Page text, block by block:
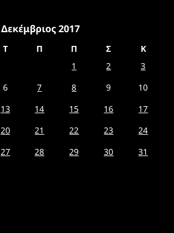
Δεκέμβριος 2017
Τ Π Π Σ
Κ
1
2
3
6 7 8 9
10
13 14 15 16
17
20 21 22 23
24
27 28 29 30
31